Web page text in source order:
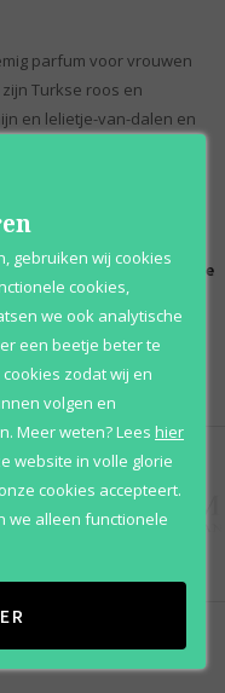
parfum voor vrouwen
Turkse roos en
en lelietje-van-dalen en
100% originele
parfums
gebruiken wij cookies
cookies,
we ook analytische
een beetje beter te
zodat wij en
volgen en
Meer weten?Lees hier
website in volle glorie
cookies accepteert.
we alleen functionele